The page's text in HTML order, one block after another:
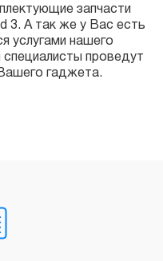
запчасти
3. А так же у Вас есть
услугами нашего
проведут
гаджета.